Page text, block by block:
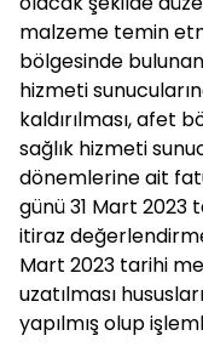
malzeme temin
bölgesinde
hizmeti
kaldırılması, afet
sağlık hizmeti
dönemlerine ait
günü 31 Mart
itiraz
Mart 2023 tarihi
uzatılması
yapılmış olup